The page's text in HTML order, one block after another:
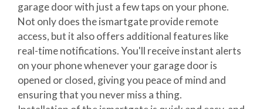
garage door with just a few taps on your phone.
Not only does the ismartgate provide remote
access, but it also offers additional features like
real-time notifications. You'll receive instant alerts
on your phone whenever your garage door is
opened or closed, giving you peace of mind and
ensuring that you never miss a thing.